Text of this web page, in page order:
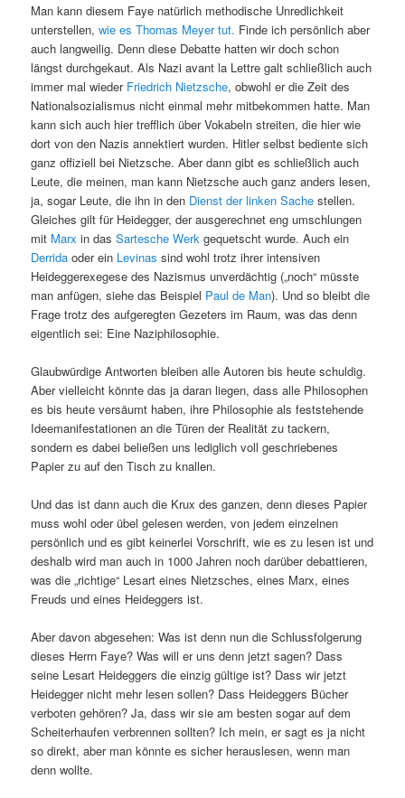
Man kann diesem Faye natürlich methodische Unredlichkeit
unterstellen,wie es Thomas Meyer tut. Finde ich persönlich aber
auch langweilig. Denn diese Debatte hatten wir doch schon
längst durchgekaut. Als Nazi avant la Lettre galt schließlich auch
immer mal wieder Friedrich Nietzsche, obwohl er die Zeit des
Nationalsozialismus nicht einmal mehr mitbekommen hatte. Man
kann sich auch hier trefflich über Vokabeln streiten, die hier wie
dort von den Nazis annektiert wurden. Hitler selbst bediente sich
ganz offiziell bei Nietzsche. Aber dann gibt es schließlich auch
Leute, die meinen, man kann Nietzsche auch ganz anders lesen,
ja, sogar Leute, die ihn in den DienstderlinkenSachestellen.
Gleiches gilt für Heidegger, der ausgerechnet eng umschlungen
mit Marxin dasSartesche Werk gequetscht wurde. Auch ein
Derrida oder ein Levinassind wohl trotz ihrer intensiven
Heideggerexegese des Nazismus unverdächtig („noch“ müsste
man anfügen, siehe das Beispiel Paul de Man). Und so bleibt die
Frage trotz des aufgeregten Gezeters im Raum, was das denn
eigentlich sei: Eine Naziphilosophie.
Glaubwürdige Antworten bleiben alle Autoren bis heute schuldig.
Aber vielleicht könnte das ja daran liegen, dass alle Philosophen
es bis heute versäumt haben, ihre Philosophie als feststehende
Ideemanifestationen an die Türen der Realität zu tackern,
sondern es dabei beließen uns lediglich voll geschriebenes
Papier zu auf den Tisch zu knallen.
Und das ist dann auch die Krux des ganzen, denn dieses Papier
muss wohl oder übel gelesen werden, von jedem einzelnen
persönlich und es gibt keinerlei Vorschrift, wie es zu lesen ist und
deshalb wird man auch in 1000 Jahren noch darüber debattieren,
was die „richtige“ Lesart eines Nietzsches, eines Marx, eines
Freuds und eines Heideggers ist.
Aber davon abgesehen: Was ist denn nun die Schlussfolgerung
dieses Herrn Faye? Was will er uns denn jetzt sagen? Dass
seine Lesart Heideggers die einzig gültige ist? Dass wir jetzt
Heidegger nicht mehr lesen sollen? Dass Heideggers Bücher
verboten gehören? Ja, dass wir sie am besten sogar auf dem
Scheiterhaufen verbrennen sollten? Ich mein, er sagt es ja nicht
so direkt, aber man könnte es sicher herauslesen, wenn man
denn wollte.